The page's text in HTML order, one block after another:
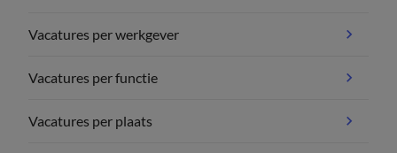
Vacatures per werkgever
Vacatures per functie
Vacatures per plaats